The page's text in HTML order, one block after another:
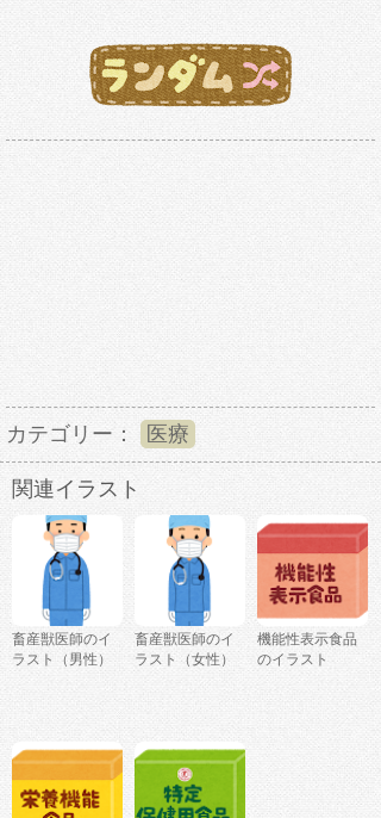
カテゴリー： 医療
関連イラスト
畜産獣医師のイ
ラスト（男性）
畜産獣医師のイ
ラスト（女性）
機能性表示食品
のイラスト